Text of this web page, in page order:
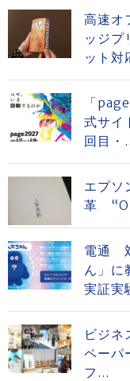
高速オ
ッジ
ット対
「
式サイ
回目・
エプソ
革
電通
ん」
実証実
ビジ
ペーパ
フ...